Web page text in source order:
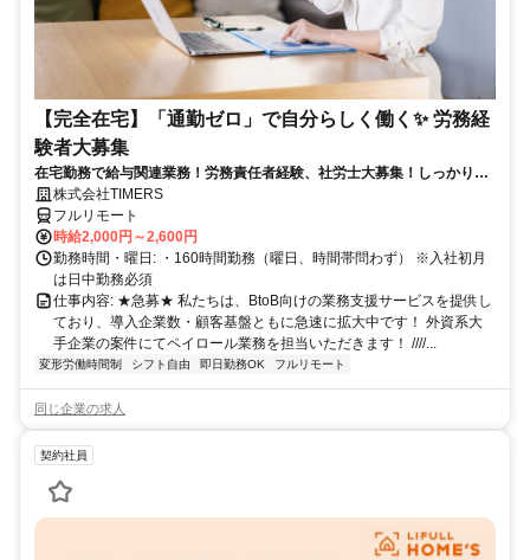
【完全在宅】「通勤ゼロ」で自分らしく働く✨ 労務経
験者大募集
在宅勤務で給与関連業務！労務責任者経験、社労士大募集！しっかり稼
ぎたい方、注目！
株式会社TIMERS
フルリモート
時給2,000円～2,600円
勤務時間・曜日: ・160時間勤務（曜日、時間帯問わず） ※入社初月
は日中勤務必須
仕事内容: ★急募★ 私たちは、BtoB向けの業務支援サービスを提供し
ており、導入企業数・顧客基盤ともに急速に拡大中です！ 外資系大
手企業の案件にてペイロール業務を担当いただきます！ ////...
変形労働時間制 シフト自由 即日勤務OK フルリモート
同じ企業の求人
契約社員